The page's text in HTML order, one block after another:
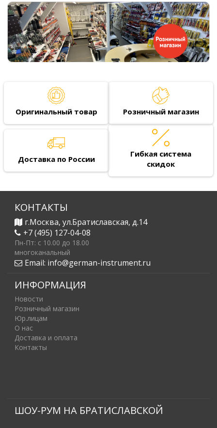
Оригинальный товар Розничный магазин
Доставка по России
Гибкая система
скидок
КОНТАКТЫ
г.Москва, ул.Братиславская, д.14
+7 (495) 127-04-08
Пн-Пт: c 10.00 до 18.00
многоканальный
Email: info@german-instrument.ru
ИНФОРМАЦИЯ
Новости
Розничный магазин
Юр.лицам
О нас
Доставка и оплата
Контакты
ШОУ-РУМ НА БРАТИСЛАВСКОЙ